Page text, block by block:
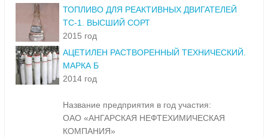
ТОПЛИВО ДЛЯ РЕАКТИВНЫХ ДВИГАТЕЛЕЙ
ТС-1. ВЫСШИЙ СОРТ
2015 год
АЦЕТИЛЕН РАСТВОРЕННЫЙ ТЕХНИЧЕСКИЙ.
МАРКА Б
2014 год
Название предприятия в год участия:
ОАО «АНГАРСКАЯ НЕФТЕХИМИЧЕСКАЯ
КОМПАНИЯ»